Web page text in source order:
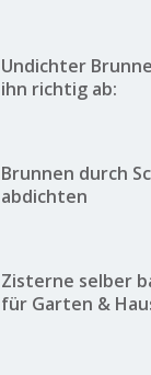
Undichter
ihn richtig ab:
Brunnen durch
abdichten
Zisterne selber
für Garten &